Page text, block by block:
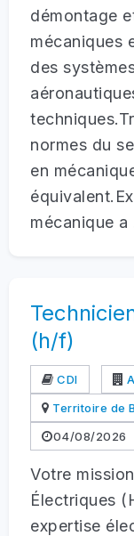
démontage
mécaniques
des
normes du
en
mécanique a
(h/f)
CDI
Territoire de
04/08/2026
Votre
Électriques
expertise